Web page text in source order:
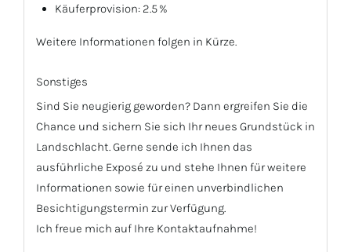
Käuferprovision: 2.5 %
Weitere Informationen folgen in Kürze.
Sonstiges
Sind Sie neugierig geworden? Dann ergreifen Sie die
Chance und sichern Sie sich Ihr neues Grundstück in
Landschlacht. Gerne sende ich Ihnen das
ausführliche Exposé zu und stehe Ihnen für weitere
Informationen sowie für einen unverbindlichen
Besichtigungstermin zur Verfügung.
Ich freue mich auf Ihre Kontaktaufnahme!